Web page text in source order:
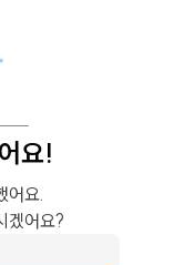
요!
어요.
겠어요?